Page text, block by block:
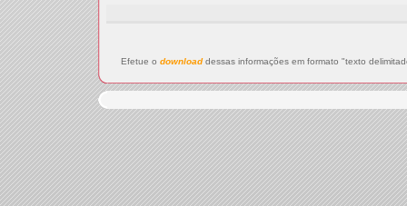
Efetue o downloaddessas informações em formato "texto